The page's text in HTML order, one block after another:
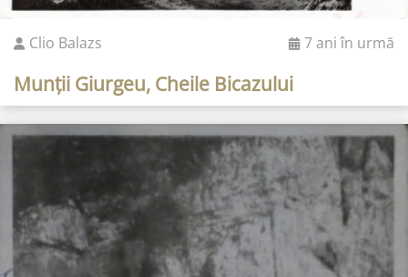
Clio Balazs 7 ani în urmă
Munții Giurgeu, Cheile Bicazului